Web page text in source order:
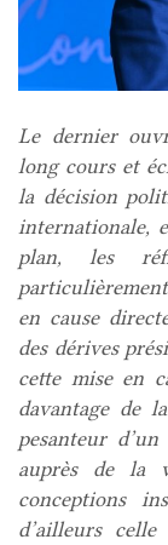
Le dernier
long cours et
la décision
internationale,
plan, les
en cause
des dérives
cette mise en
davantage de
pesanteur
auprès de la
conceptions
d’ailleurs